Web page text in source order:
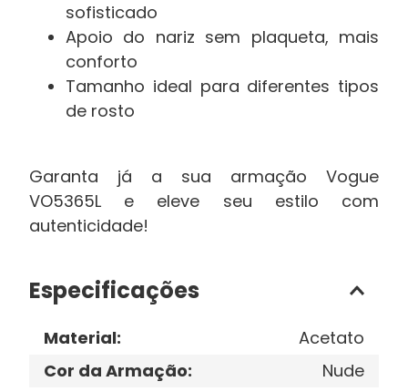
sofisticado
Apoio do nariz sem plaqueta, mais
conforto
Tamanho ideal para diferentes tipos
de rosto
Garanta já a sua armação Vogue
VO5365L e eleve seu estilo com
autenticidade!
Especificações
Material:
Acetato
Cor da Armação: Nude